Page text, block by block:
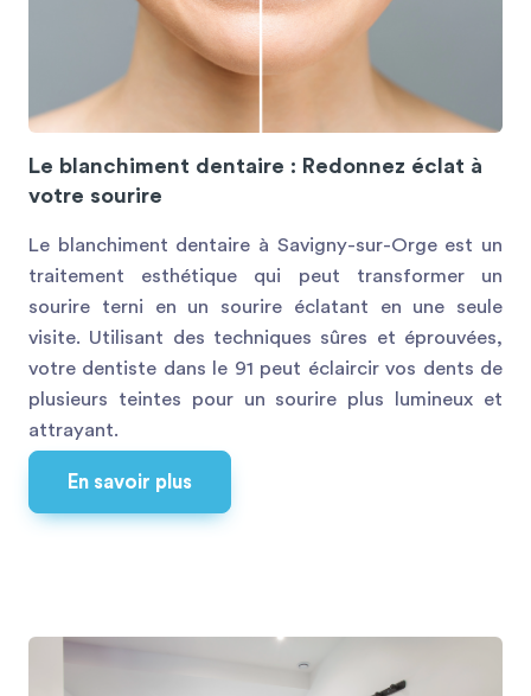
Le blanchiment dentaire : Redonnez éclat à
votre sourire
Le blanchiment dentaire à Savigny-sur-Orge est un
traitement esthétique qui peut transformer un
sourire terni en un sourire éclatant en une seule
visite. Utilisant des techniques sûres et éprouvées,
votre dentiste dans le 91 peut éclaircir vos dents de
plusieurs teintes pour un sourire plus lumineux et
attrayant.
En savoir plus